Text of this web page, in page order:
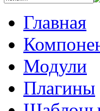
Главная
Модули
Плагины